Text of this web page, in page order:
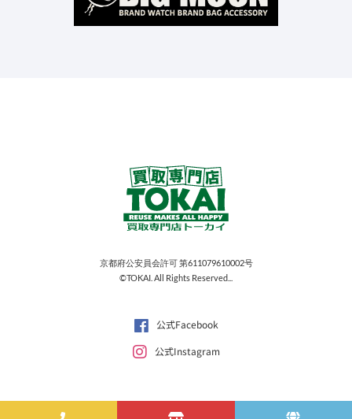
京都府公安員会許可 第611079610002号
©TOKAI. All Rights Reserved...
公式Facebook
公式Instagram